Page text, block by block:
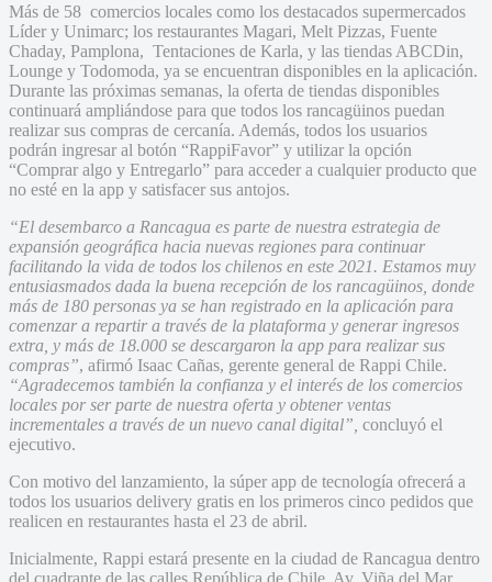
Más de 58 comercios locales como los destacados supermercados
Líder y Unimarc; los restaurantes Magari, Melt Pizzas, Fuente
Chaday, Pamplona, Tentaciones de Karla, y las tiendas ABCDin,
Lounge y Todomoda, ya se encuentran disponibles en la aplicación.
Durante las próximas semanas, la oferta de tiendas disponibles
continuará ampliándose para que todos los rancagüinos puedan
realizar sus compras de cercanía. Además, todos los usuarios
podrán ingresar al botón “RappiFavor” y utilizar la opción
“Comprar algo y Entregarlo” para acceder a cualquier producto que
no esté en la app y satisfacer sus antojos.
“El desembarco a Rancagua es parte de nuestra estrategia de
expansión geográfica hacia nuevas regiones para continuar
facilitando la vida de todos los chilenos en este 2021. Estamos muy
entusiasmados dada la buena recepción de los rancagüinos, donde
más de 180 personas ya se han registrado en la aplicación para
comenzar a repartir a través de la plataforma y generar ingresos
extra, y más de 18.000 se descargaron la app para realizar sus
compras”, afirmó Isaac Cañas, gerente general de Rappi Chile.
“Agradecemos también la confianza y el interés de los comercios
locales por ser parte de nuestra oferta y obtener ventas
incrementales a través de un nuevo canal digital”, concluyó el
ejecutivo.
Con motivo del lanzamiento, la súper app de tecnología ofrecerá a
todos los usuarios delivery gratis en los primeros cinco pedidos que
realicen en restaurantes hasta el 23 de abril.
Inicialmente, Rappi estará presente en la ciudad de Rancagua dentro
del cuadrante de las calles República de Chile, Av. Viña del Mar,